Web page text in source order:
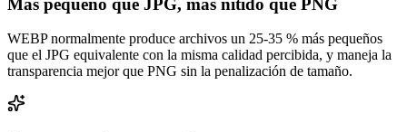
WEBP normalmente produce archivos un 25-35 % más pequeños
que el JPG equivalente con la misma calidad percibida, y maneja la
transparencia mejor que PNG sin la penalización de tamaño.